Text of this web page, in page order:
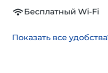
Бесплатный Wi-Fi
Показать все удобства